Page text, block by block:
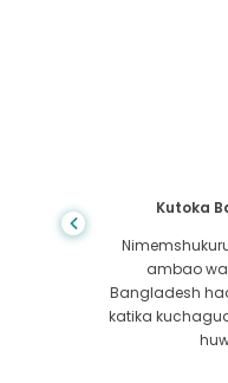
Kutoka
ambao
Bangladesh
katika